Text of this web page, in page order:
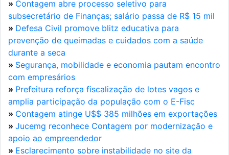
» Contagem abre processo seletivo para
subsecretário de Finanças; salário passa de R$ 15 mil
» Defesa Civil promove blitz educativa para
prevenção de queimadas e cuidados com a saúde
durante a seca
» Segurança, mobilidade e economia pautam encontro
com empresários
» Prefeitura reforça fiscalização de lotes vagos e
amplia participação da população com o E-Fisc
» Contagem atinge U$$ 385 milhões em exportações
» Jucemg reconhece Contagem por modernização e
apoio ao empreendedor
» Esclarecimento sobre instabilidade no site da